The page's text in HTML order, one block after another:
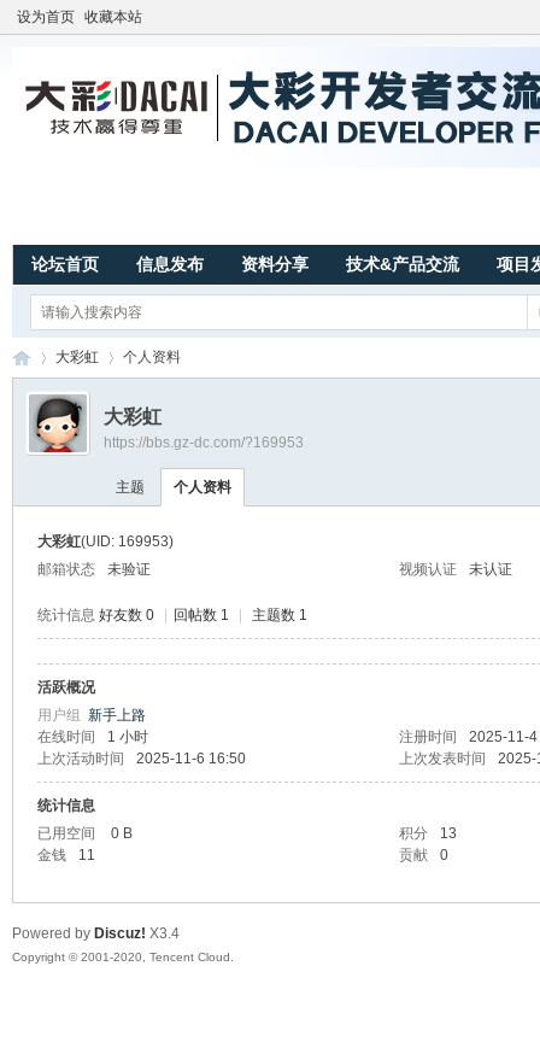
设为首页 收藏本站
论坛首页 信息发布 资料分享 技术&产品交流 项目
大
›
大彩虹 个人资料
大彩虹
https://bbs.gz-dc.com/?169953
主题 个人资料
大彩虹(UID: 169953)
邮箱状态
未验证 视频认证 未认证
统计信息 好友数 0 回帖数 1 主题数 1
活跃概况
用户组 新手上路
在线时间
1 小时 注册时间
2025-11-
上次活动时间
2025-11-6 16:50 上次发表时间 2025-
统计信息
已用空间
0 B 积分
13
金钱
11 贡献 0
Powered by Discuz! X3.4
Copyright © 2001-2020, Tencent Cloud.